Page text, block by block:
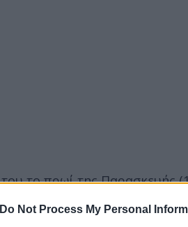
Do Not Process My Personal
το πρωί της Παρασκευής
«να διαπιστώσουν εάν
ανήκουν πράγματι στα